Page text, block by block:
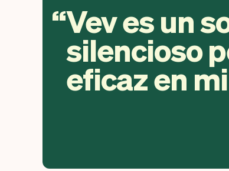
Vev es un
silencioso
eficaz en